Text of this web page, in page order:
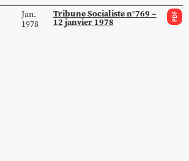
Jan.
1978
Tribune Socialiste n°769 –
12 janvier 1978 PDF